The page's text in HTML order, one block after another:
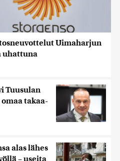
Uimaharjun
uhattuna
Tuusulan
takaa-
alas lähes